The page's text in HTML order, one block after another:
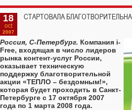
18
oct
2007
СТАРТОВАЛА
Россия, С-Петербург. Компания i-
Free, входящая в число лидеров
рынка контент-услуг России,
оказывает техническую
поддержку благотворительной
акции «ТЕПЛО – бездомным!»,
которая будет проходить в Санкт-
Петербурге с 17 октября 2007
года по 1 марта 2008 года.